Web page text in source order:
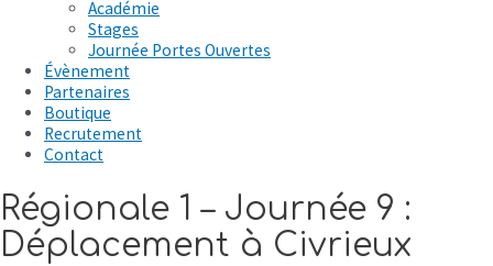
Académie
Stages
Journée Portes Ouvertes
Évènement
Partenaires
Boutique
Recrutement
Contact
Régionale 1 – Journée 9 :
Déplacement à Civrieux